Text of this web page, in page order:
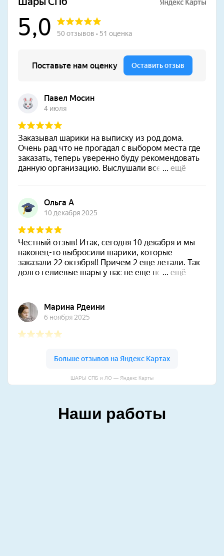
ШАРЫ СПБ и ЛО — Яндекс Карты
Наши работы